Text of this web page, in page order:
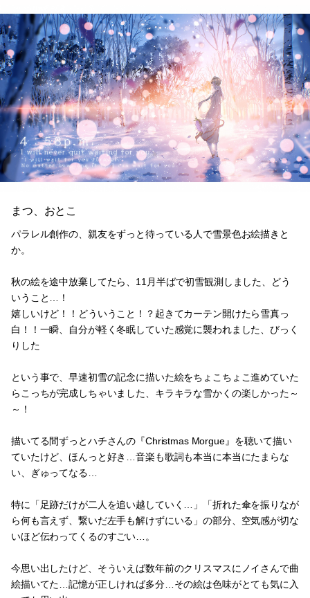
まつ、おとこ
パラレル創作の、親友をずっと待っている人で雪景色お絵描きと
か。
秋の絵を途中放棄してたら、11月半ばで初雪観測しました、どう
いうこと…！
嬉しいけど！！どういうこと！？起きてカーテン開けたら雪真っ
白！！一瞬、自分が軽く冬眠していた感覚に襲われました、びっく
りした
という事で、早速初雪の記念に描いた絵をちょこちょこ進めていた
らこっちが完成しちゃいました、キラキラな雪かくの楽しかった～
～！
描いてる間ずっとハチさんの『Christmas Morgue』を聴いて描い
ていたけど、ほんっと好き…音楽も歌詞も本当に本当にたまらな
い、ぎゅってなる…
特に「足跡だけが二人を追い越していく…」「折れた傘を振りなが
ら何も言えず、繋いだ左手も解けずにいる」の部分、空気感が切な
いほど伝わってくるのすごい…。
今思い出したけど、そういえば数年前のクリスマスにノイさんで曲
絵描いてた…記憶が正しければ多分…その絵は色味がとても気に入